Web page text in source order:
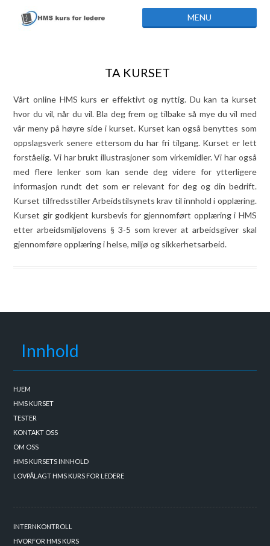
MENU
Skip to content
TA KURSET
Vårt online HMS kurs er effektivt og nyttig. Du kan ta kurset
hvor du vil, når du vil. Bla deg frem og tilbake så mye du vil med
vår meny på høyre side i kurset. Kurset kan også benyttes som
oppslagsverk senere ettersom du har fri tilgang. Kurset er lett
forståelig. Vi har brukt illustrasjoner som virkemidler. Vi har også
med flere lenker som kan sende deg videre for ytterligere
informasjon rundt det som er relevant for deg og din bedrift.
Kurset tilfredsstiller Arbeidstilsynets krav til innhold i opplæring.
Kurset gir godkjent kursbevis for gjennomført opplæring i HMS
etter arbeidsmiljølovens § 3-5 som krever at arbeidsgiver skal
gjennomføre opplæring i helse, miljø og sikkerhetsarbeid.
Innhold
HJEM
HMS KURSET
TESTER
KONTAKT OSS
OM OSS
HMS KURSETS INNHOLD
LOVPÅLAGT HMS KURS FOR LEDERE
INTERNKONTROLL
HVORFOR HMS KURS